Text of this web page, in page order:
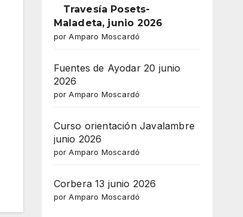
Travesía Posets-
Maladeta, junio 2026
por Amparo Moscardó
Fuentes de Ayodar 20 junio
2026
por Amparo Moscardó
Curso orientación Javalambre
junio 2026
por Amparo Moscardó
Corbera 13 junio 2026
por Amparo Moscardó